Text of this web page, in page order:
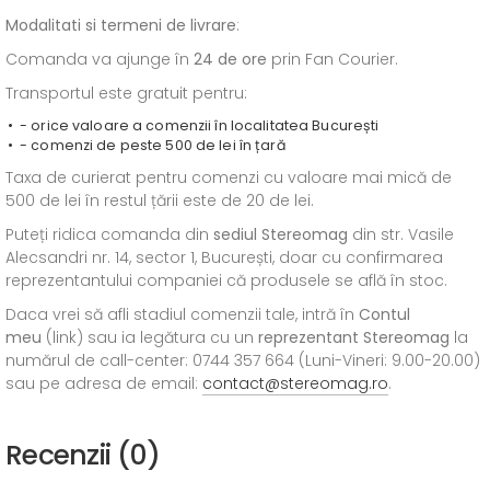
Modalitati si termeni de livrare:
Comanda va ajunge în 24 de ore prin Fan Courier.
Transportul este gratuit pentru:
- orice valoare a comenzii în localitatea București
- comenzi de peste 500 de lei în țară
Taxa de curierat pentru comenzi cu valoare mai mică de
500 de lei în restul țării este de 20 de lei.
Puteți ridica comanda din sediul Stereomag din str. Vasile
Alecsandri nr. 14, sector 1, București, doar cu confirmarea
reprezentantului companiei că produsele se află în stoc.
Daca vrei să afli stadiul comenzii tale, intră în Contul
meu (link) sau ia legătura cu un reprezentant Stereomag la
numărul de call-center: 0744 357 664 (Luni-Vineri: 9.00-20.00)
sau pe adresa de email: contact@stereomag.ro.
Recenzii (0)